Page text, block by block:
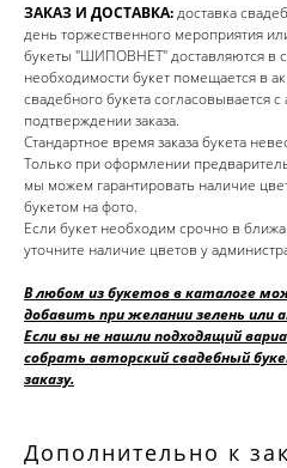
ЗАКАЗ И ДОСТАВКА:доставка
день торжественного мероприятия
букеты "ШИПОВНЕТ" доставляются в
необходимости букет помещается в
свадебного букета согласовывается
подтверждении заказа.
Стандартное время заказа букета
Только при оформлении
мы можем гарантировать наличие
букетом на фото.
Если букет необходим срочно в
уточните наличие цветов у
В любом из букетов в каталоге
добавить при желании зелень или
Если вы не нашли подходящий
собрать авторский свадебный
заказу.
Дополнительно к